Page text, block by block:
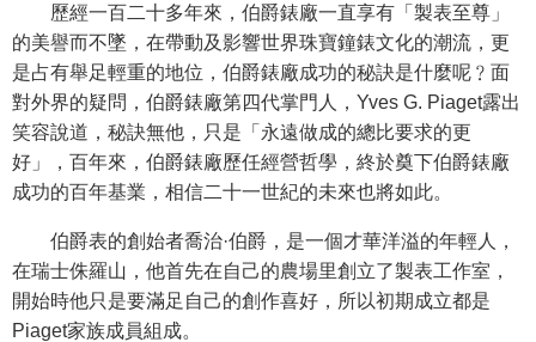
歷經一百二十多年來，伯爵錶廠一直享有「製表至尊」
的美譽而不墜，在帶動及影響世界珠寶鐘錶文化的潮流，更
是占有舉足輕重的地位，伯爵錶廠成功的秘訣是什麼呢﹖面
對外界的疑問，伯爵錶廠第四代掌門人，Yves G. Piaget露出
笑容說道，秘訣無他，只是「永遠做成的總比要求的更
好」，百年來，伯爵錶廠歷任經營哲學，終於奠下伯爵錶廠
成功的百年基業，相信二十一世紀的未來也將如此。
伯爵表的創始者喬治·伯爵，是一個才華洋溢的年輕人，
在瑞士侏羅山，他首先在自己的農場里創立了製表工作室，
開始時他只是要滿足自己的創作喜好，所以初期成立都是
Piaget家族成員組成。